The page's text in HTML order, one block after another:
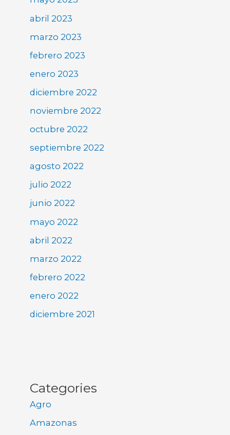
abril 2023
marzo 2023
febrero 2023
enero 2023
diciembre 2022
noviembre 2022
octubre 2022
septiembre 2022
agosto 2022
julio 2022
junio 2022
mayo 2022
abril 2022
marzo 2022
febrero 2022
enero 2022
diciembre 2021
Categories
Agro
Amazonas